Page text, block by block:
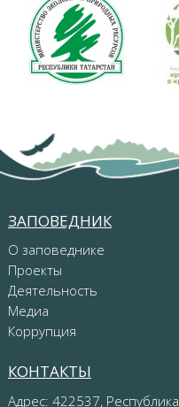
ЗАПОВЕДНИК
О заповеднике
Проекты
Деятельность
Медиа
Коррупция
КОНТАКТЫ
Адрес: 422537, Республика